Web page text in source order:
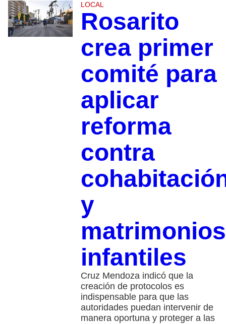
LOCAL
Rosarito
crea primer
comité para
aplicar
reforma
contra
y
matrimonios
infantiles
Cruz Mendoza indicó que la
creación de protocolos es
indispensable para que las
autoridades puedan intervenir de
manera oportuna y proteger a las